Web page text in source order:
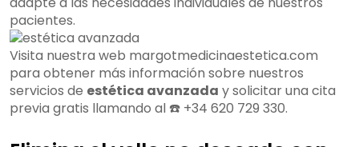
pacientes.
Visita nuestra web margotmedicinaestetica.com
para obtener más información sobre nuestros
servicios de estética avanzada y solicitar una cita
previa gratis llamando al ☎️ +34 620 729 330.